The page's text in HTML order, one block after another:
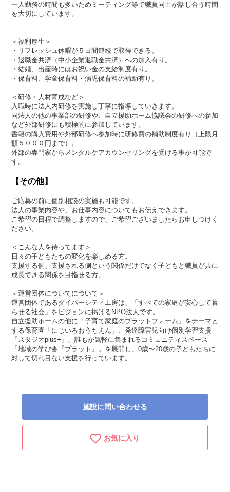
一人勤務の時間も多いためミーティング等で職員同士が話し合う時間
を大切にしています。
＜福利厚生＞
・リフレッシュ休暇が５日間連続で取得できる。
・退職金共済（中小企業退職金共済）への加入有り。
・結婚、出産時にはお祝い金の支給制度有り。
・保育料、学童保育料・病児保育料の補助有り。
＜研修・人材育成など＞
入職時に法人内研修を実施し丁寧に指導していきます。
同法人の他の事業部の研修や、自立援助ホーム協議会の研修への参加
など外部研修にも積極的に参加しています。
書籍の購入費用や外部研修へ参加時に研修費の補助制度有り（上限月
額５０００円まで）。
外部の専門家からメンタルケアカウンセリングを受ける事が可能で
す。
【その他】
ご応募の前に個別相談の実施も可能です。
法人の事業内容や、お仕事内容についてもお伝えできます。
ご希望の日程で調整しますので、ご希望ございましたらお申しつけく
ださい。
＜こんな人を待ってます＞
日々の子どもたちの変化を楽しめる方。
支援する側、支援される側という関係だけでなく子どもと職員が共に
成長できる関係を目指せる方。
＜運営団体についてについて＞
運営団体であるダイバーシティ工房は、「すべての家庭が安心して暮
らせる社会」をビジョンに掲げるNPO法人です。
自立援助ホームの他に「子育て家庭のプラットフォーム」をテーマと
する保育園「にじいろおうちえん」、発達障害児向け個別学習支援
「スタジオplus+」、誰もが気軽に集まれるコミュニティスペース
「地域の学び舎『プラット』」を展開し、0歳〜20歳の子どもたちに
対して切れ目ない支援を行っています。
施設に問い合わせる
お気に入り